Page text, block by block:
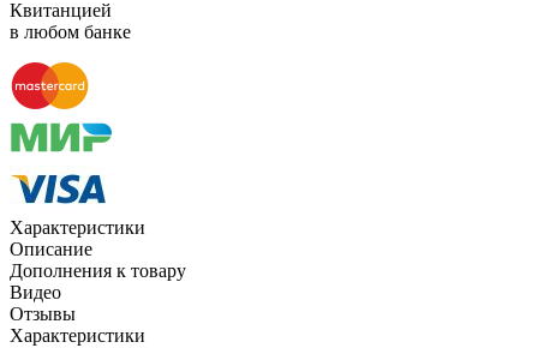
Квитанцией
в любом банке
Характеристики
Описание
Дополнения к товару
Видео
Отзывы
Характеристики